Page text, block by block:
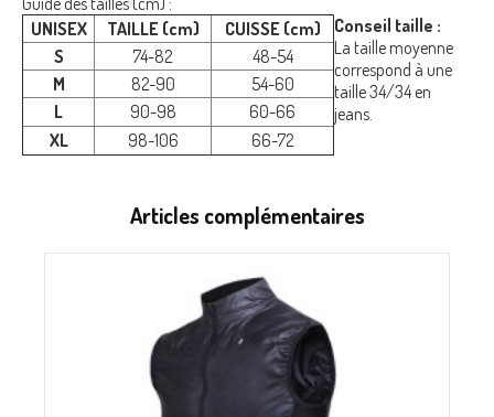
Articles complémentaires
UNISEX
TAILLE (cm)
CUISSE (cm)
S
74-82
48-54
M
82-90
54-60
L
90-98
60-66
XL
98-106 66-72
Conseil taille :
La taille moyenne
correspond à une
taille 34/34 en
jeans.